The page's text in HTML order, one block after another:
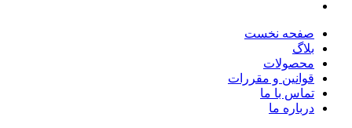
صفحه نخست
بلاگ
محصولات
قوانین و مقررات
تماس با ما
درباره ما